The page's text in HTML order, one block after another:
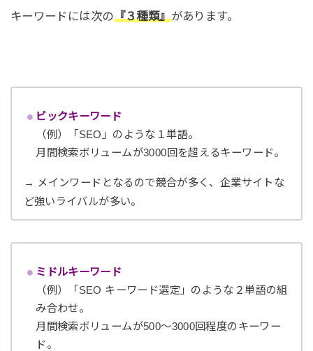
キーワードには次の『３種類』があります。
ビックキーワード
（例）「SEO」のような１単語。
月間検索ボリュームが3000回を超えるキーワード。
→ メインワードとなるので競合が多く、企業サイトな
ど強いライバルが多い。
ミドルキーワード
（例）「SEO キーワード選定」のような２単語の組
み合わせ。
月間検索ボリュームが500〜3000回程度のキーワー
ド。